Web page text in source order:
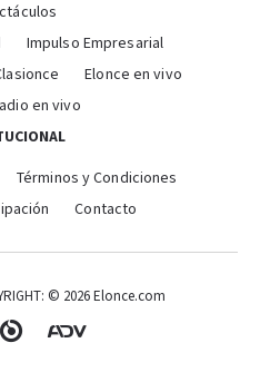
Impulso Empresarial
Elonce en vivo
en vivo
Términos y Condiciones
Contacto
© 2026 Elonce.com